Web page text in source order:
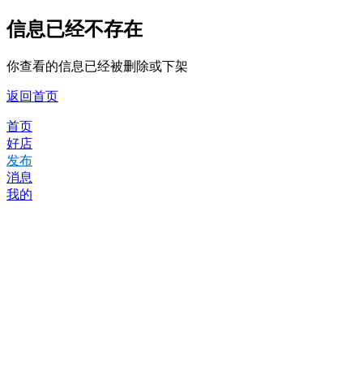
信息已经不存在
你查看的信息已经被删除或下架
返回首页
首页
好店
发布
消息
我的